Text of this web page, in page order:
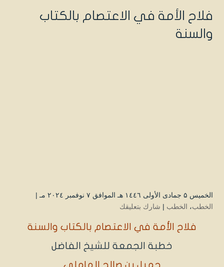
فلاح الأمة في الاعتصام بالكتاب
والسنة
الخميس ۵ جمادى الأولى ۱٤٤٦ هـ الموافق ۷ نوفمبر ۲۰۲٤ مـ |
الخطب، الخطب | شارك بتعليقك
فلاح الأمة في الاعتصام بالكتاب والسنة
خطبة الجمعة للشيخ الفاضل
جميل بن صالح الهاملي